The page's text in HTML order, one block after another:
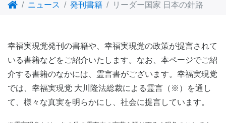
ニュース 発刊書籍 リーダー国家 日本の針路
幸福実現党発刊の書籍や、幸福実現党の政策が提言されて
いる書籍などをご紹介いたします。なお、本ページでご紹
介する書籍のなかには、霊言書がございます。幸福実現党
では、幸福実現党 大川隆法総裁による霊言（※）を通し
て、様々な真実を明らかにし、社会に提言しています。